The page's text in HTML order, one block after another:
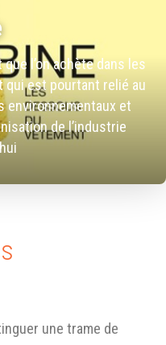
l’on achète dans les
qui est pourtant relié au
environnementaux et
de l’industrie
une trame de